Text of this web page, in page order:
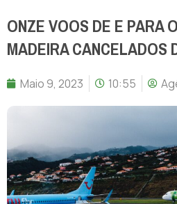
ONZE VOOS DE E PARA
MADEIRA CANCELADOS
Maio 9, 2023 10:55